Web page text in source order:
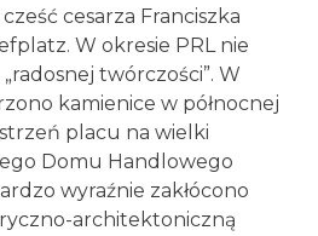
cesarza Franciszka
W okresie PRL nie
twórczości”. W
kamienice w północnej
placu na wielki
Domu Handlowego
wyraźnie zakłócono
architektoniczną